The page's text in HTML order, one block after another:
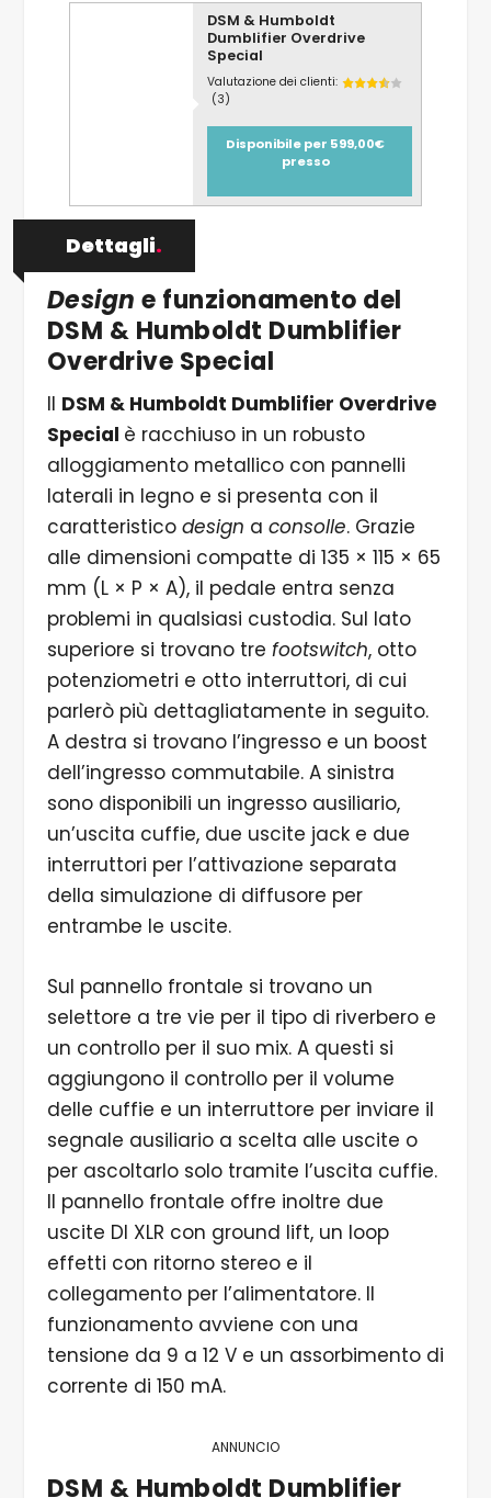
DSM & Humboldt
Dumblifier Overdrive
Special
Valutazione dei clienti:
(3)
Disponibile per 599,00€
presso
Dettagli.
Designe funzionamento del
DSM & Humboldt Dumblifier
Overdrive Special
Il DSM & Humboldt Dumblifier Overdrive
Special è racchiuso in un robusto
alloggiamento metallico con pannelli
laterali in legno e si presenta con il
caratteristico design a consolle. Grazie
alle dimensioni compatte di 135 × 115 × 65
mm (L × P × A), il pedale entra senza
problemi in qualsiasi custodia. Sul lato
superiore si trovano tre footswitch, otto
potenziometri e otto interruttori, di cui
parlerò più dettagliatamente in seguito.
A destra si trovano l’ingresso e un boost
dell’ingresso commutabile. A sinistra
sono disponibili un ingresso ausiliario,
un’uscita cuffie, due uscite jack e due
interruttori per l’attivazione separata
della simulazione di diffusore per
entrambe le uscite.
Sul pannello frontale si trovano un
selettore a tre vie per il tipo di riverbero e
un controllo per il suo mix. A questi si
aggiungono il controllo per il volume
delle cuffie e un interruttore per inviare il
segnale ausiliario a scelta alle uscite o
per ascoltarlo solo tramite l’uscita cuffie.
Il pannello frontale offre inoltre due
uscite DI XLR con ground lift, un loop
effetti con ritorno stereo e il
collegamento per l’alimentatore. Il
funzionamento avviene con una
tensione da 9 a 12 V e un assorbimento di
corrente di 150 mA.
ANNUNCIO
DSM & Humboldt Dumblifier